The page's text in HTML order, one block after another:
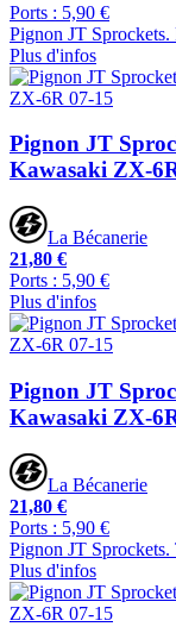
Ports : 5,90 €
Pignon JT
Plus d'infos
Pignon JT
Kawasaki ZX-
La Bécanerie
21,80 €
Ports : 5,90 €
Plus d'infos
Pignon JT
Kawasaki ZX-
La Bécanerie
21,80 €
Ports : 5,90 €
Pignon JT
Plus d'infos